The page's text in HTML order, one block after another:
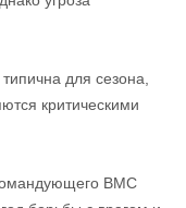
для сезона,
критическими
ВМС